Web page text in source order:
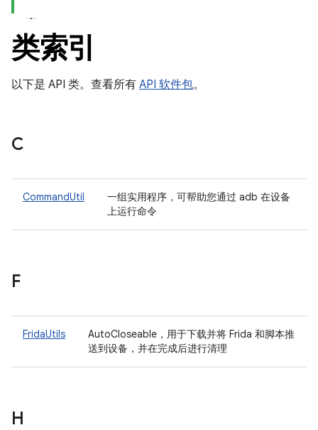
类索引
以下是 API 类。查看所有 API 软件包。
C
CommandUtil
一组实用程序，可帮助您通过 adb 在设备
上运行命令
F
FridaUtils
AutoCloseable，用于下载并将 Frida 和脚本推
送到设备，并在完成后进行清理
H